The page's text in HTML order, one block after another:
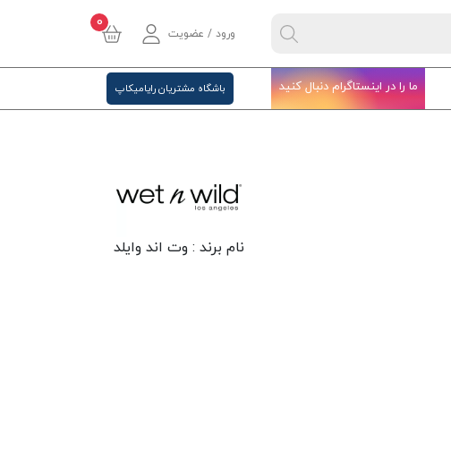
ورود / عضویت
0
ما را در اینستاگرام دنبال کنید باشگاه مشتریان رایامیکاپ
نام برند : وت اند وایلد